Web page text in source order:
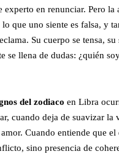
experto en renunciar. Pero la
que uno siente es falsa, y
Su cuerpo se tensa, su
se llena de dudas: ¿quién
del zodiaco en Libra
cuando deja de suavizar la
Cuando entiende que
sino presencia de